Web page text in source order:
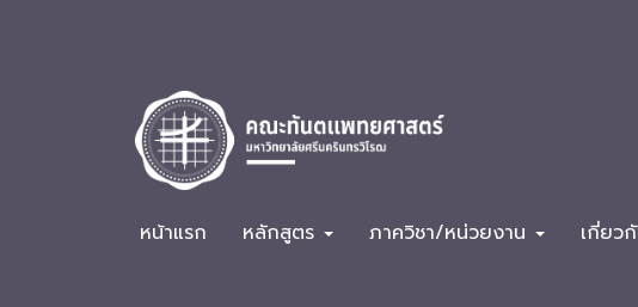
หน้าแรก หลักสูตร ภาควิชา/หน่วยงาน เกี่ยวกั